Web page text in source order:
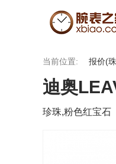
当前位置: 报价(
迪奥
珍珠,粉色红宝石